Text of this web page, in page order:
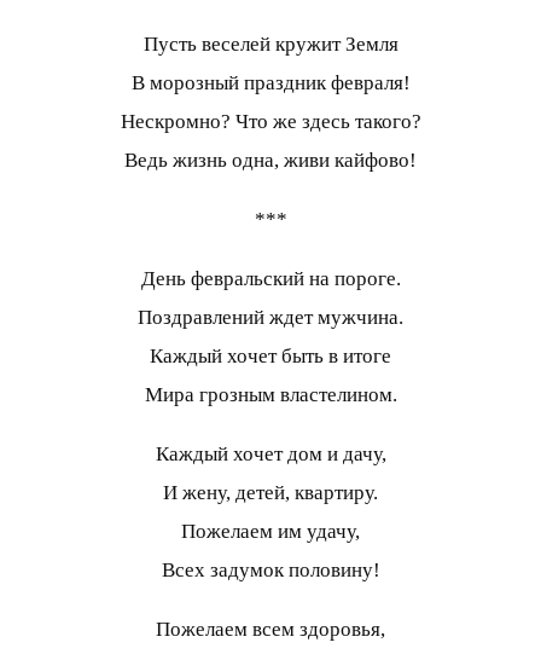
Пусть веселей кружит Земля
В морозный праздник февраля!
Нескромно? Что же здесь такого?
Ведь жизнь одна, живи кайфово!
***
День февральский на пороге.
Поздравлений ждет мужчина.
Каждый хочет быть в итоге
Мира грозным властелином.
Каждый хочет дом и дачу,
И жену, детей, квартиру.
Пожелаем им удачу,
Всех задумок половину!
Пожелаем всем здоровья,